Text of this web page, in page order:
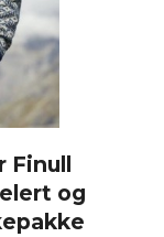
Finull
og